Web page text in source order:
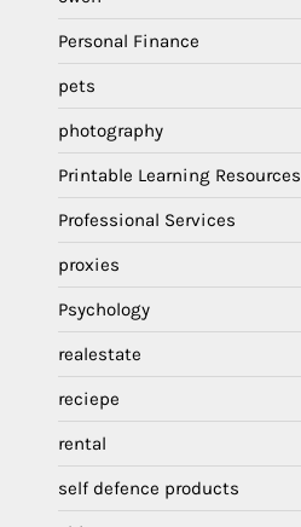
Personal Finance
pets
photography
Printable Learning Resources
Professional Services
proxies
Psychology
realestate
reciepe
rental
self defence products